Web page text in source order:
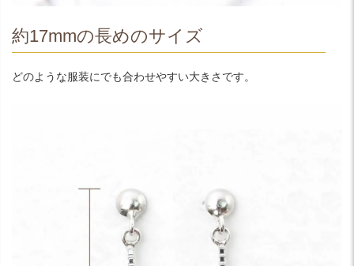
約17mmの長めのサイズ
どのような服装にでも合わせやすい大きさです。